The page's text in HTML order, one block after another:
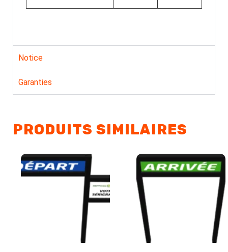
Notice
Garanties
PRODUITS SIMILAIRES